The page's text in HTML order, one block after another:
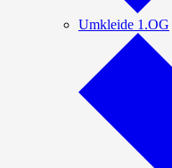
Umkleide 1.OG